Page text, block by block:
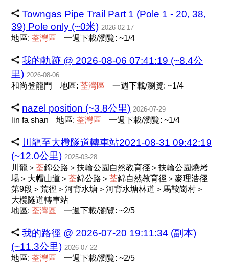
Towngas Pipe Trail Part 1 (Pole 1 - 20, 38,
39) Pole only (~0米) 2026-02-17
地區:荃灣區 一週下載/瀏覽: ~1/4
我的軌跡 @ 2026-08-06 07:41:19 (~8.4公
里) 2026-08-06
和尚登龍門 地區:荃灣區 一週下載/瀏覽: ~1/4
nazel position (~3.8公里) 2026-07-29
lin fa shan 地區:荃灣區 一週下載/瀏覽: ~1/4
川龍至大欖隧道轉車站2021-08-31 09:42:19
(~12.0公里) 2025-03-28
川龍＞荃錦公路＞扶輪公園自然教育徑＞扶輪公園燒烤
場＞大帽山道＞荃錦公路＞荃錦自然教育徑＞麥理浩徑
第9段＞荒徑＞河背水塘＞河背水塘林道＞馬鞍崗村＞
大欖隧道轉車站
地區:荃灣區 一週下載/瀏覽: ~2/5
我的路徑 @ 2026-07-20 19:11:34 (副本)
(~11.3公里) 2026-07-22
地區:荃灣區 一週下載/瀏覽: ~2/5